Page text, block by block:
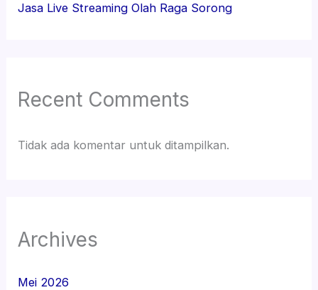
Jasa Live Streaming Olah Raga Sorong
Recent Comments
Tidak ada komentar untuk ditampilkan.
Archives
Mei 2026